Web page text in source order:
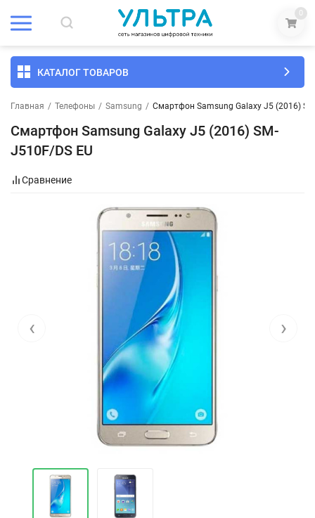
0
КАТАЛОГ ТОВАРОВ
Главная / Телефоны / Samsung / Смартфон Samsung Galaxy J5 (2016)
Смартфон Samsung Galaxy J5 (2016) SM-
J510F/DS EU
Сравнение
‹ ›